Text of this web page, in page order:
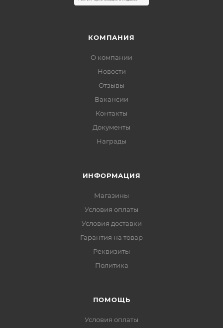
КОМПАНИЯ
О компании
Новости
Отзывы
Вакансии
Контакты
Документы
Награды
ИНФОРМАЦИЯ
Магазины
Условия оплаты
Условия доставки
Гарантия на товар
Реквизиты
Политика
ПОМОЩЬ
Условия оплаты